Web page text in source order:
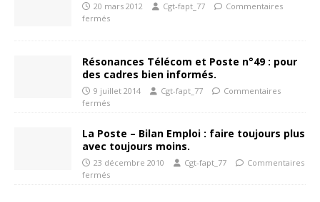
20 mars 2012 Cgt-fapt_77
Commentaires
fermés
Résonances Télécom et Poste n°49 : pour
des cadres bien informés.
9 juillet 2014 Cgt-fapt_77
Commentaires
fermés
La Poste – Bilan Emploi : faire toujours plus
avec toujours moins.
23 décembre 2010 Cgt-fapt_77
Commentaires
fermés